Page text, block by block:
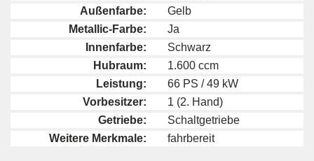
Außenfarbe:
Gelb
Metallic-Farbe:
Ja
Innenfarbe:
Schwarz
Hubraum:
1.600 ccm
Leistung:
66 PS / 49 kW
Vorbesitzer:
1 (2. Hand)
Getriebe:
Schaltgetriebe
Weitere Merkmale:
fahrbereit